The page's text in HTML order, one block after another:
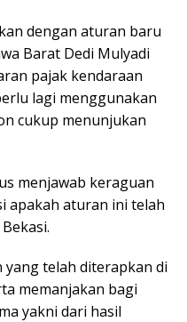
dengan aturan baru
Barat Dedi Mulyadi
pajak kendaraan
lagi menggunakan
cukup menunjukan
menjawab keraguan
apakah aturan ini telah
telah diterapkan di
memanjakan bagi
yakni dari hasil